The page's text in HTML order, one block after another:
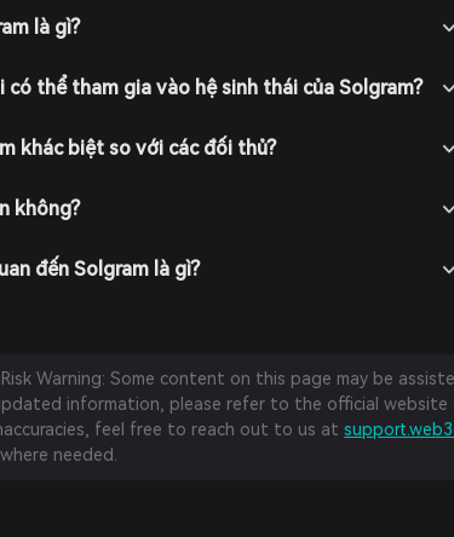
là gì?
có thể tham gia vào hệ sinh thái của Solgram?
khác biệt so với các đối thủ?
không?
đến Solgram là gì?
Risk Warning: Some content on this page may be
information, please refer to the official
feel free to reach out to us at
needed.